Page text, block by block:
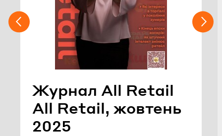
Жур­нал All Retail
All Retail, жов­тень
2025